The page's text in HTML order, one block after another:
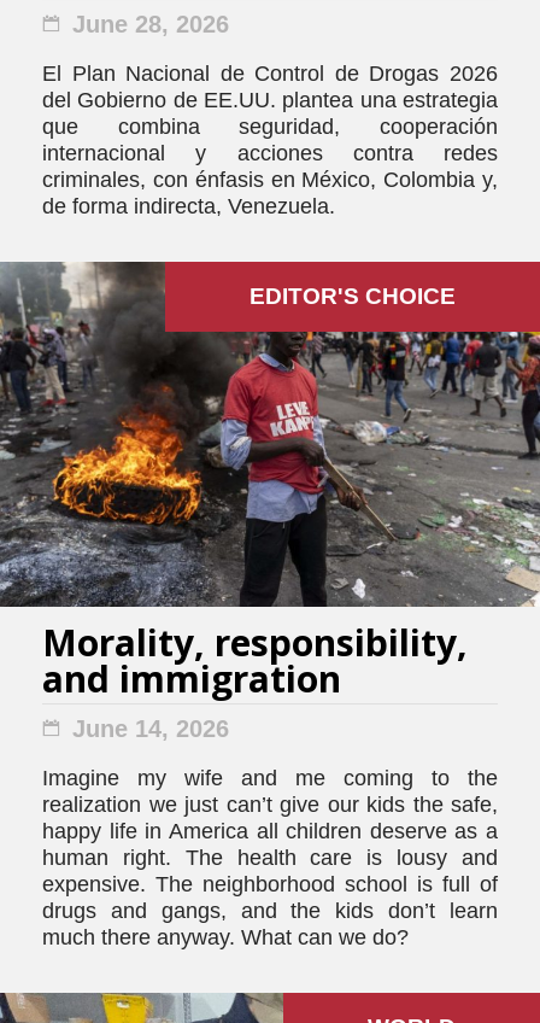
June 28, 2026
El Plan Nacional de Control de Drogas 2026
del Gobierno de EE.UU. plantea una estrategia
que combina seguridad, cooperación
internacional y acciones contra redes
criminales, con énfasis en México, Colombia y,
de forma indirecta, Venezuela.
Morality, responsibility,
and immigration
June 14, 2026
Imagine my wife and me coming to the
realization we just can’t give our kids the safe,
happy life in America all children deserve as a
human right. The health care is lousy and
expensive. The neighborhood school is full of
drugs and gangs, and the kids don’t learn
much there anyway. What can we do?
EDITOR'S СHOICE